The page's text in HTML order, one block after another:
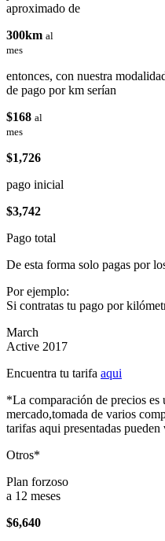
aproximado de
300km al
mes
entonces, con nuestra
de pago por km serían
$168 al
mes
$1,726
pago inicial
$3,742
Pago total
De esta forma solo pagas por
Por ejemplo:
Si contratas tu pago por
March
Active 2017
Encuentra tu tarifa aqui
*La comparación de precios es
mercado,tomada de varios
tarifas aqui presentadas pueden
Otros*
Plan forzoso
a 12 meses
$6,640